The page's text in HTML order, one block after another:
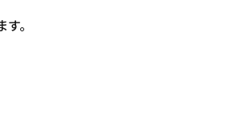
。